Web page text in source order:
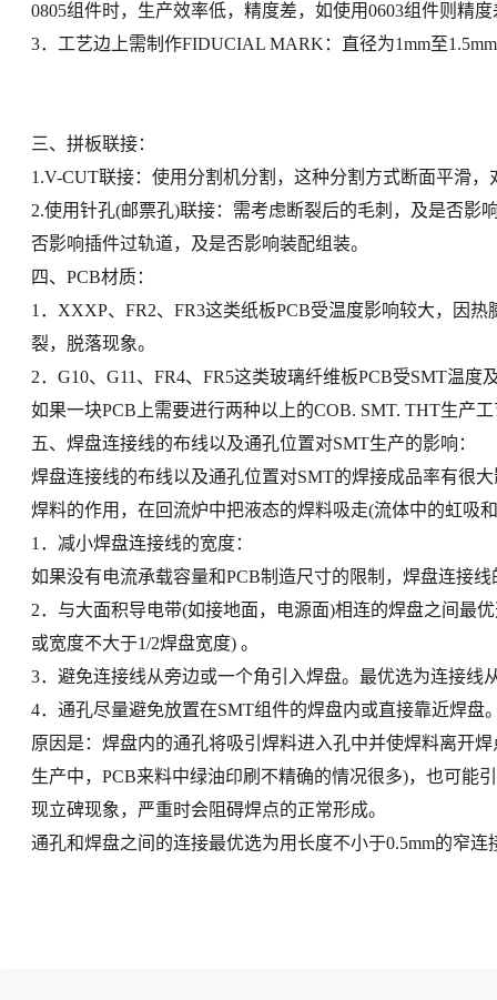
0805组件时，生产效率低，精度差，如使用0603组件则精
3．工艺边上需制作FIDUCIAL MARK：直径为1mm至
三、拼板联接：
1.V-CUT联接：使用分割机分割，这种分割方式断面平滑
2.使用针孔(邮票孔)联接：需考虑断裂后的毛刺，及是否影
否影响插件过轨道，及是否影响装配组装。
四、PCB材质：
1．XXXP、FR2、FR3这类纸板PCB受温度影响较大，因
裂，脱落现象。
2．G10、G11、FR4、FR5这类玻璃纤维板PCB受SMT温
如果一块PCB上需要进行两种以上的COB. SMT. THT生产
五、焊盘连接线的布线以及通孔位置对SMT生产的影响：
焊盘连接线的布线以及通孔位置对SMT的焊接成品率有很
焊料的作用，在回流炉中把液态的焊料吸走(流体中的虹吸
1．减小焊盘连接线的宽度：
如果没有电流承载容量和PCB制造尺寸的限制，焊盘连接
2．与大面积导电带(如接地面，电源面)相连的焊盘之间最
或宽度不大于1/2焊盘宽度) 。
3．避免连接线从旁边或一个角引入焊盘。最优选为连接线
4．通孔尽量避免放置在SMT组件的焊盘内或直接靠近焊盘
原因是：焊盘内的通孔将吸引焊料进入孔中并使焊料离开
生产中，PCB来料中绿油印刷不精确的情况很多)，也可能
现立碑现象，严重时会阻碍焊点的正常形成。
通孔和焊盘之间的连接最优选为用长度不小于0.5mm的窄